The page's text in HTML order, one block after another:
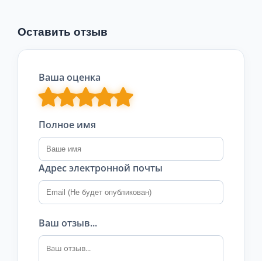
Оставить отзыв
Ваша оценка
Полное имя
Адрес электронной почты
Ваш отзыв...